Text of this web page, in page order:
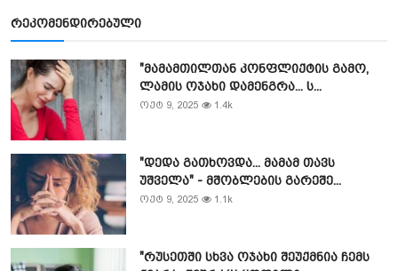
რეკომენდირებული
"მამამთილთან კონფლიქტის გამო,
ლამის ოჯახი დამენგრა... ს...
ოქტ 9, 2025 1.4k
"დედა გათხოვდა... მამამ თავს
უშველა" - მშობლების გარეშე...
ოქტ 9, 2025 1.1k
"რუსეთში სხვა ოჯახი შეუქმნია ჩემს